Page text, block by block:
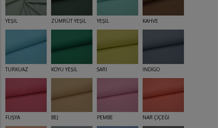
YEŞİL ZÜMRÜT YEŞİL YEŞİL KAHVE
TURKUAZ KOYU YEŞİL SARI İNDİGO
FUŞYA BEJ PEMBE NAR ÇİÇEĞİ